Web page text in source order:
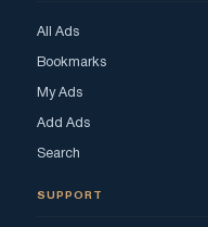
All Ads
Bookmarks
My Ads
Add Ads
Search
SUPPORT